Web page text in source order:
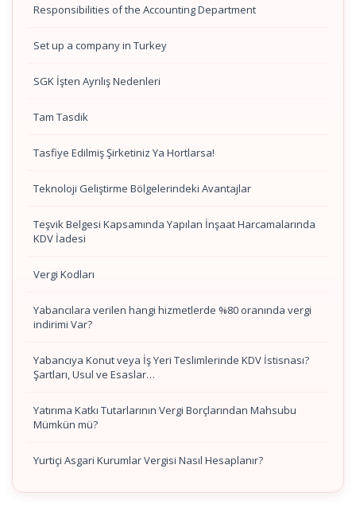
Responsibilities of the Accounting Department
Set up a company in Turkey
SGK İşten Ayrılış Nedenleri
Tam Tasdik
Tasfiye Edilmiş Şirketiniz Ya Hortlarsa!
Teknoloji Geliştirme Bölgelerindeki Avantajlar
Teşvik Belgesi Kapsamında Yapılan İnşaat Harcamalarında
KDV İadesi
Vergi Kodları
Yabancılara verilen hangi hizmetlerde %80 oranında vergi
indirimi Var?
Yabancıya Konut veya İş Yeri Teslimlerinde KDV İstisnası?
Şartları, Usul ve Esaslar…
Yatırıma Katkı Tutarlarının Vergi Borçlarından Mahsubu
Mümkün mü?
Yurtiçi Asgari Kurumlar Vergisi Nasıl Hesaplanır?